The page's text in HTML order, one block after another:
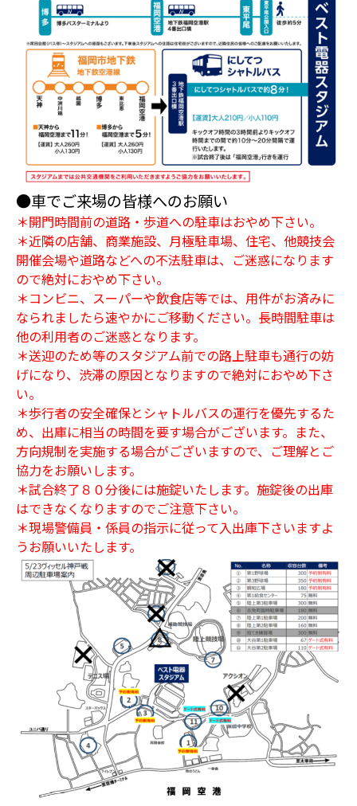
●車でご来場の皆様へのお願い
＊開門時間前の道路・歩道への駐車はおやめ下さい。
＊近隣の店舗、商業施設、月極駐車場、住宅、他競技会
開催会場や道路などへの不法駐車は、ご迷惑になります
ので絶対におやめ下さい。
＊コンビニ、スーパーや飲食店等では、用件がお済みに
なられましたら速やかにご移動ください。長時間駐車は
他の利用者のご迷惑となります。
＊送迎のため等のスタジアム前での路上駐車も通行の妨
げになり、渋滞の原因となりますので絶対におやめ下さ
い。
＊歩行者の安全確保とシャトルバスの運行を優先するた
め、出庫に相当の時間を要す場合がございます。また、
方向規制を実施する場合がございますので、ご理解とご
協力をお願いします。
＊試合終了８０分後には施錠いたします。施錠後の出庫
はできなくなりますのでご注意下さい。
＊現場警備員・係員の指示に従って入出庫下さいますよ
うお願いいたします。